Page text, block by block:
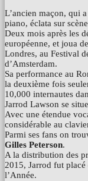
L’ancien maçon, qui
piano, éclata sur
Deux mois après les
européenne, et joua
Londres, au Festival
d’Amsterdam.
Sa performance au
la deuxième fois
10,000 internautes
Jarrod Lawson se
Avec une étendue
considérable au
Parmi ses fans on
Gilles Peterson.
A la distribution des
2015, Jarrod fut
l’Année.